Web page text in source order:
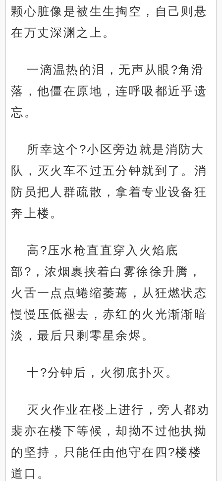
颗心脏像是被生生掏空，自己则悬
在万丈深渊之上。
一滴温热的泪，无声从眼?角滑
落，他僵在原地，连呼吸都近乎遗
忘。
所幸这个?小区旁边就是消防大
队，灭火车不过五分钟就到了。消
防员把人群疏散，拿着专业设备狂
奔上楼。
高?压水枪直直穿入火焰底
部?，浓烟裹挟着白雾徐徐升腾，
火舌一点点蜷缩萎蔫，从狂燃状态
慢慢压低褪去，赤红的火光渐渐暗
淡，最后只剩零星余烬。
十?分钟后，火彻底扑灭。
灭火作业在楼上进行，旁人都劝
裴亦在楼下等候，却拗不过他执拗
的坚持，只能任由他守在四?楼楼
道口。